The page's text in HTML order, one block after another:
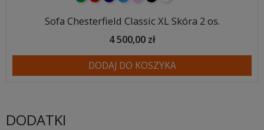
Sofa Chesterfield Classic XL Skóra 2 os.
4 500,00 zł
DODAJ DO KOSZYKA
DODATKI